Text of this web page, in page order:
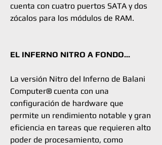
cuenta con cuatro puertos SATA y dos
zócalos para los módulos de RAM.
EL INFERNO NITRO A FONDO...
La versión Nitro del Inferno de Balani
Computer® cuenta con una
configuración de hardware que
permite un rendimiento notable y gran
eficiencia en tareas que requieren alto
poder de procesamiento, como